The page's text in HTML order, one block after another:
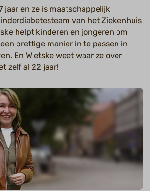
jaar en ze is maatschappelijk
van het Ziekenhuis
helpt kinderen en jongeren om
prettige manier in te passen in
En Wietske weet waar ze over
zelf al 22 jaar!